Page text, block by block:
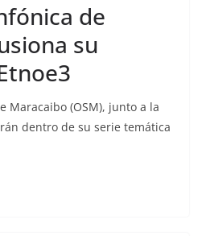
de
su
Maracaibo (OSM), junto a la
dentro de su serie temática